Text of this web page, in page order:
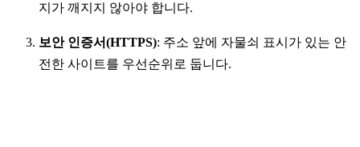
지가 깨지지 않아야 합니다.
보안 인증서(HTTPS): 주소 앞에 자물쇠 표시가 있는 안
전한 사이트를 우선순위로 둡니다.